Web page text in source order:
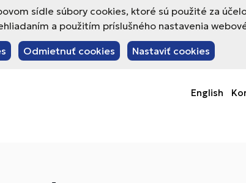
sídle súbory cookies, ktoré sú použité za
a použitím príslušného nastavenia
Odmietnuť cookies Nastaviť cookies
English